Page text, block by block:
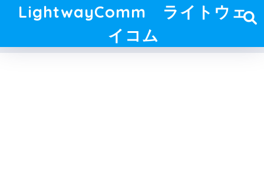
LightwayComm ライトウェ
イコム